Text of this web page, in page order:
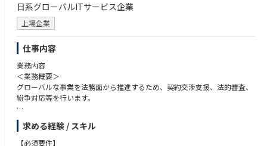
【期待するアウトプット】
・経営陣・取締役会が信頼して参照できる、全社リスクマップと定期報告
体制の確立
・監査法人・外部取締役の評価に耐えうる、盤石な内部統制・J-SOX対応
体制の構築と維持
・コンプライアンスを「制約」ではなく「事業成長の土台」として捉える
組織文化の醸成と、現場から自然に相談されるリスクマネジメント機能の
実現
・IPO達成を支える統制環境の整備と、上場後も機能し続けるガバナンス
基盤の確立
【組織構成】
リスクマネジメント部 部長1名（コーポレート本部長が兼任）←募集ポ
■求める人物像
・揺るぎない独立性と是々非々の精神：事業の圧力や経営陣の意向に流さ
れず、リスクの視点で物を言える胆力と判断軸を持つこと
・成長を殺さない守りの設計力：単に禁止・制約するのではなく、適切な
リスクテイクを可能にする統制環境を設計する思考力を持ち、ガードレー
ルを事業の武器に変える発想ができること
・仕組みで属人性を排除するアーキテクト思考：個別対応ではなく再現性
のある制度・プロセスを設計・実装することに価値を見出し、予防統制を
組み込む思考を持てること
・地道な仕組み化へのコミットメント：華々しい短期成果よりも、企業価
値を守り抜くミッションに誇りを持って向き合い、リスクの極小化と堅実
な仕組み作りに情熱を注げるマインドを持つこと
日系グローバルITサービス企業
上場企業
仕事内容
業務内容
＜業務概要＞
グローバルな事業を法務面から推進するため、契約交渉支援、法的審査、
紛争対応等を行います。
＜主な業務内容＞
・契約書作成・交渉（日英）：事業全般（特に通信ソフトウェア・技術取
引）に関わる複雑な商業契約書の作成および交渉を主導
求める経験 / スキル
【必須要件】